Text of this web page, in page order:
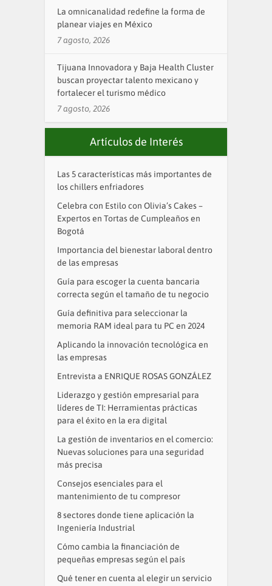
La omnicanalidad redefine la forma de
planear viajes en México
7 agosto, 2026
Tijuana Innovadora y Baja Health Cluster
buscan proyectar talento mexicano y
fortalecer el turismo médico
7 agosto, 2026
Artículos de Interés
Las 5 características más importantes de
los chillers enfriadores
Celebra con Estilo con Olivia’s Cakes –
Expertos en Tortas de Cumpleaños en
Bogotá
Importancia del bienestar laboral dentro
de las empresas
Guía para escoger la cuenta bancaria
correcta según el tamaño de tu negocio
Guía definitiva para seleccionar la
memoria RAM ideal para tu PC en 2024
Aplicando la innovación tecnológica en
las empresas
Entrevista a ENRIQUE ROSAS GONZÁLEZ
Liderazgo y gestión empresarial para
líderes de TI: Herramientas prácticas
para el éxito en la era digital
La gestión de inventarios en el comercio:
Nuevas soluciones para una seguridad
más precisa
Consejos esenciales para el
mantenimiento de tu compresor
8 sectores donde tiene aplicación la
Ingeniería Industrial
Cómo cambia la financiación de
pequeñas empresas según el país
Qué tener en cuenta al elegir un servicio